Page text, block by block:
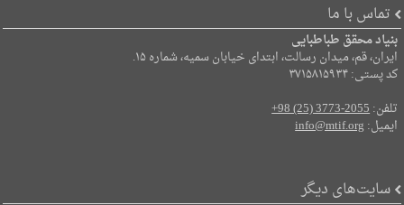
تماس با ما
بنیاد محقق طباطبایی
ایران، قم، میدان رسالت، ابتدای خیابان سمیه، شماره ۱۵.
کد پستی: ۳۷۱۵۸۱۵۹۳۴
تلفن:+98 (25) 3773-2055
ایمیل:info@mtif.org
سایت‌های دیگر